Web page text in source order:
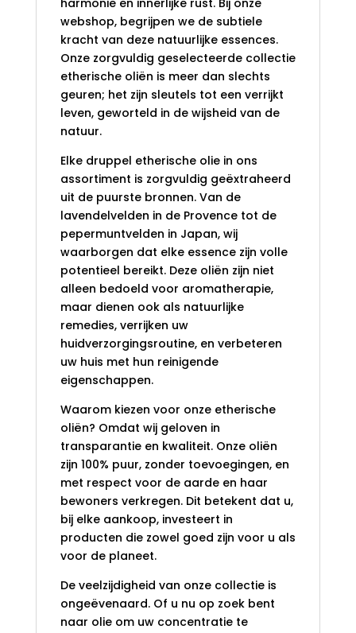
harmonie en innerlijke rust. Bij onze
webshop, begrijpen we de subtiele
kracht van deze natuurlijke essences.
Onze zorgvuldig geselecteerde collectie
etherische oliën is meer dan slechts
geuren; het zijn sleutels tot een verrijkt
leven, geworteld in de wijsheid van de
natuur.
Elke druppel etherische olie in ons
assortiment is zorgvuldig geëxtraheerd
uit de puurste bronnen. Van de
lavendelvelden in de Provence tot de
pepermuntvelden in Japan, wij
waarborgen dat elke essence zijn volle
potentieel bereikt. Deze oliën zijn niet
alleen bedoeld voor aromatherapie,
maar dienen ook als natuurlijke
remedies, verrijken uw
huidverzorgingsroutine, en verbeteren
uw huis met hun reinigende
eigenschappen.
Waarom kiezen voor onze etherische
oliën? Omdat wij geloven in
transparantie en kwaliteit. Onze oliën
zijn 100% puur, zonder toevoegingen, en
met respect voor de aarde en haar
bewoners verkregen. Dit betekent dat u,
bij elke aankoop, investeert in
producten die zowel goed zijn voor u als
voor de planeet.
De veelzijdigheid van onze collectie is
ongeëvenaard. Of u nu op zoek bent
naar olie om uw concentratie te